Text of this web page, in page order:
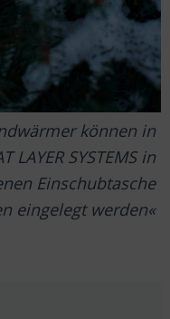
können in
LAYER SYSTEMS in
Einschubtasche
eingelegt werden